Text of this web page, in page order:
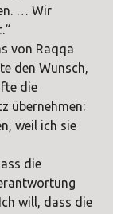
… Wir
von Raqqa
den Wunsch,
die
übernehmen:
weil ich sie
die
will, dass die